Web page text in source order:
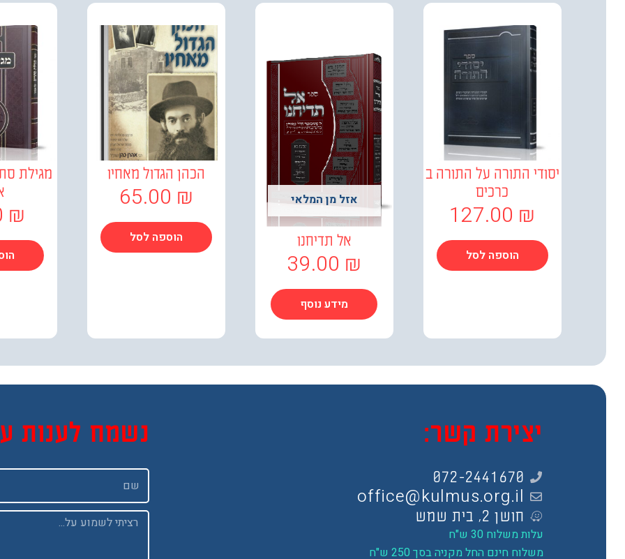
יסודי התורה על התורה ב
כרכים
127.00 ₪
הוספה לסל
אזל מן המלאי
אל תדיחנו
39.00 ₪
מידע נוסף
הכהן הגדול מאחיו
65.00 ₪
הוספה לסל
מגילת
₪
יצירת קשר:
072-2441670
office@kulmus.org.il
חושן 2, בית שמש
עלות משלוח 30 ש"ח
משלוח חינם החל מקניה בסך 250 ש"ח
נשמח לענות
שם
Message